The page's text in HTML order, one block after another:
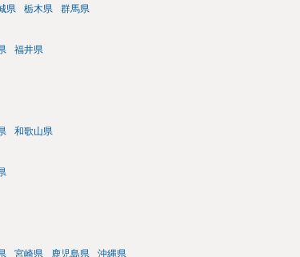
県 栃木県 群馬県
福井県
和歌山県
宮崎県 鹿児島県 沖縄県